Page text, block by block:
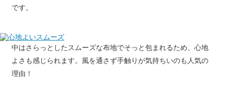
です。
中はさらっとしたスムーズな布地でそっと包まれるため、心地
よさも感じられます。風を通さず手触りが気持ちいのも人気の
理由！